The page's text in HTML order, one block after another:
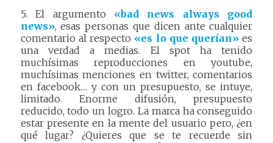
5. El argumento «bad news always good
news», esas personas que dicen ante cualquier
comentario al respecto «es lo que querían» es
una verdad a medias. El spot ha tenido
muchísimas reproducciones en youtube,
muchísimas menciones en twitter, comentarios
en facebook… y con un presupuesto, se intuye,
limitado. Enorme difusión, presupuesto
reducido, todo un logro. La marca ha conseguido
estar presente en la mente del usuario pero, ¿en
qué lugar? ¿Quieres que se te recuerde sin